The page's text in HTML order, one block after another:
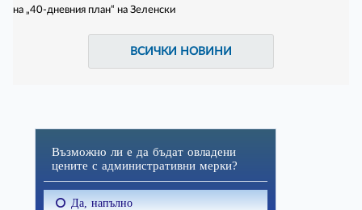
на „40-дневния план“ на Зеленски
ВСИЧКИ НОВИНИ